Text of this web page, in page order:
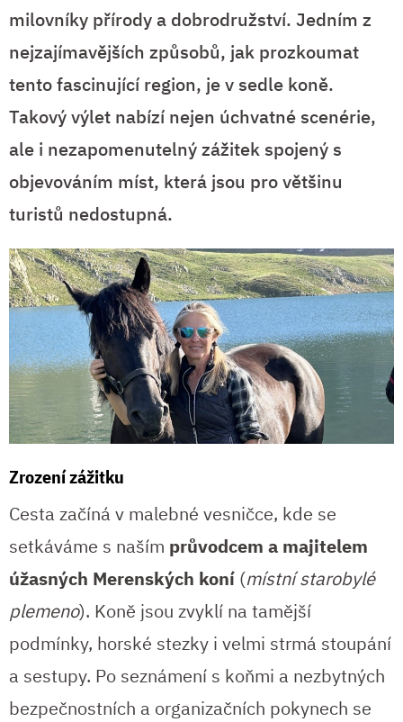
milovníky přírody a dobrodružství. Jedním z
nejzajímavějších způsobů, jak prozkoumat
tento fascinující region, je v sedle koně.
Takový výlet nabízí nejen úchvatné scenérie,
ale i nezapomenutelný zážitek spojený s
objevováním míst, která jsou pro většinu
turistů nedostupná.
Zrození zážitku
Cesta začíná v malebné vesničce, kde se
setkáváme s naším průvodcem a majitelem
úžasných Merenských koní (místní starobylé
plemeno). Koně jsou zvyklí na tamější
podmínky, horské stezky i velmi strmá stoupání
a sestupy. Po seznámení s koňmi a nezbytných
bezpečnostních a organizačních pokynech se